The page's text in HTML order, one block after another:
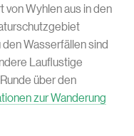
von Wyhlen aus in den
Wasserfällen sind
Lauflustige
über den
zur Wanderung